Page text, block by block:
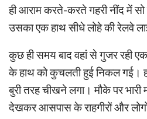
ही आराम करते-करते गहरी नींद में
उसका एक हाथ सीधे लोहे की रेलवे
कुछ ही समय बाद वहां से गुजर रही
के हाथ को कुचलती हुई निकल गई।
बुरी तरह चीखने लगा। मौके पर
देखकर आसपास के राहगीरों और